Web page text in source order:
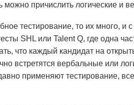
можно причислить логические и
тестирование, то их много,
SHL или Talent Q, где одна
что каждый кандидат на
встретятся вербальные или
применяют тестирование,